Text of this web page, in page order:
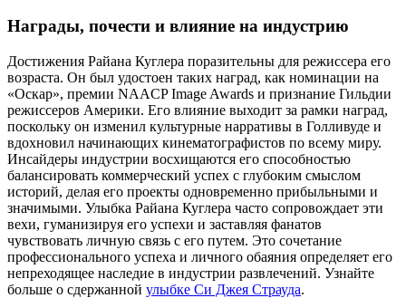
Награды, почести и влияние на индустрию
Достижения Райана Куглера поразительны для режиссера его
возраста. Он был удостоен таких наград, как номинации на
«Оскар», премии NAACP Image Awards и признание Гильдии
режиссеров Америки. Его влияние выходит за рамки наград,
поскольку он изменил культурные нарративы в Голливуде и
вдохновил начинающих кинематографистов по всему миру.
Инсайдеры индустрии восхищаются его способностью
балансировать коммерческий успех с глубоким смыслом
историй, делая его проекты одновременно прибыльными и
значимыми. Улыбка Райана Куглера часто сопровождает эти
вехи, гуманизируя его успехи и заставляя фанатов
чувствовать личную связь с его путем. Это сочетание
профессионального успеха и личного обаяния определяет его
непреходящее наследие в индустрии развлечений. Узнайте
больше о сдержанной улыбке Си Джея Страуда.